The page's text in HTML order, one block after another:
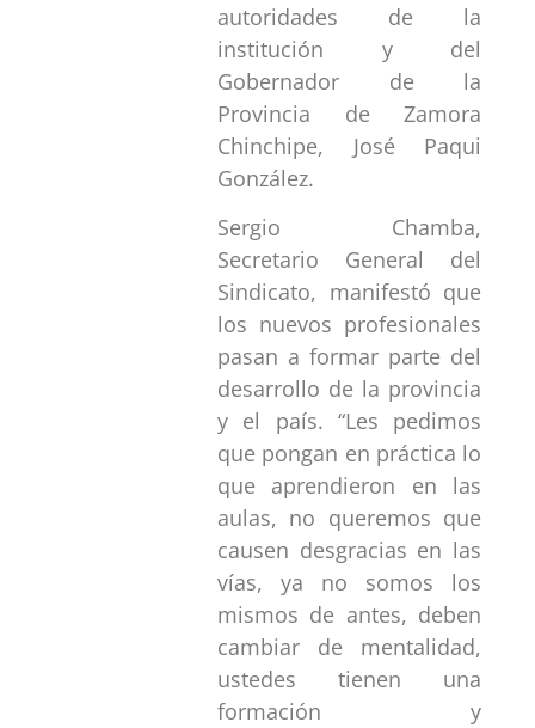
autoridades de la
institución y del
Gobernador de la
Provincia de Zamora
Chinchipe, José Paqui
González.
Sergio Chamba,
Secretario General del
Sindicato, manifestó que
los nuevos profesionales
pasan a formar parte del
desarrollo de la provincia
y el país. “Les pedimos
que pongan en práctica lo
que aprendieron en las
aulas, no queremos que
causen desgracias en las
vías, ya no somos los
mismos de antes, deben
cambiar de mentalidad,
ustedes tienen una
formación y